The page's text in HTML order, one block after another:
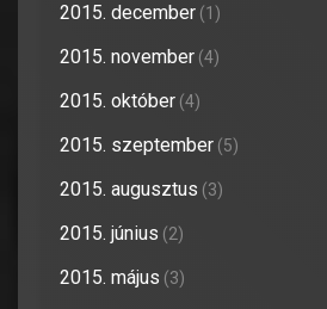
2015. december (1)
2015. november (4)
2015. október (4)
2015. szeptember (5)
2015. augusztus (3)
2015. június (2)
2015. május (3)